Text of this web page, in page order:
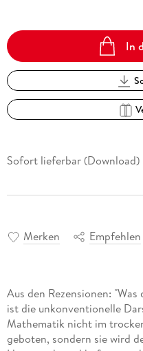
In
Sofort lieferbar (Download)
Merken Empfehlen
Aus den Rezensionen:
ist die unkonventionelle
Mathematik nicht im
geboten, sondern sie wird